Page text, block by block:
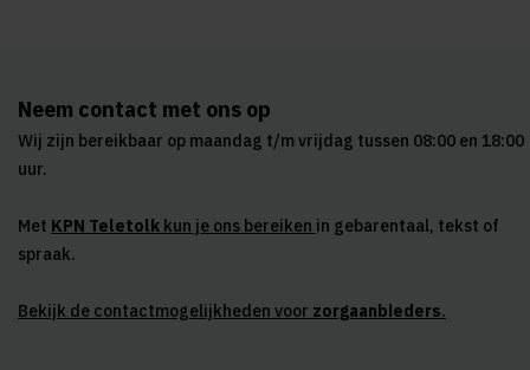
Neem contact met ons op
Wij zijn bereikbaar op maandag t/m vrijdag tussen 08:00 en 18:00
uur.
Met KPN Teletolk kun je ons bereiken in gebarentaal, tekst of
spraak.
Bekijk de contactmogelijkheden voor zorgaanbieders.